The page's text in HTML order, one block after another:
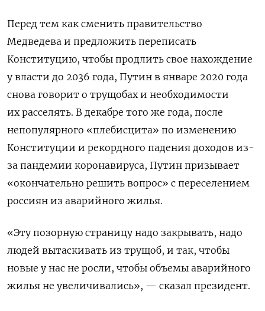
Перед тем как сменить правительство
Медведева и предложить переписать
Конституцию, чтобы продлить свое нахождение
у власти до 2036 года, Путин в январе 2020 года
снова говорит о трущобах и необходимости
их расселять. В декабре того же года, после
непопулярного «плебисцита» по изменению
Конституции и рекордного падения доходов из-
за пандемии коронавируса, Путин призывает
«окончательно решить вопрос» с переселением
россиян из аварийного жилья.
«Эту позорную страницу надо закрывать, надо
людей вытаскивать из трущоб, и так, чтобы
новые у нас не росли, чтобы объемы аварийного
жилья не увеличивались», — сказал президент.